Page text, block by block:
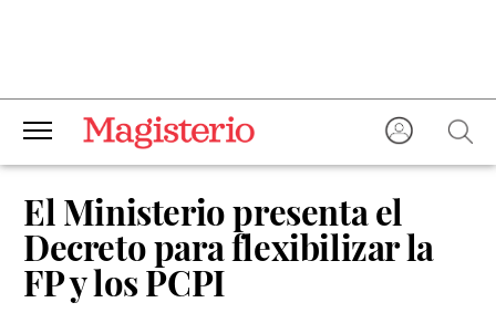
El Ministerio presenta el
Decreto para flexibilizar la
FP y los PCPI